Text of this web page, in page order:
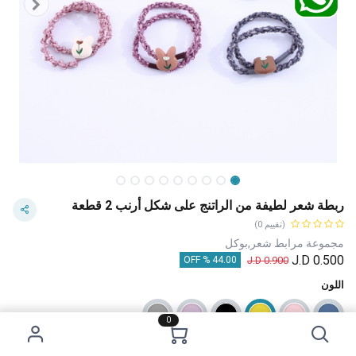
0
ربطة شعر لطيفة من الراتنج على شكل أرنب 2 قطعة
(تقييم 0)
مجموعة مرابط شعر,بوكل
0.500
0.900
J.D
44.00 % OFF
اللون